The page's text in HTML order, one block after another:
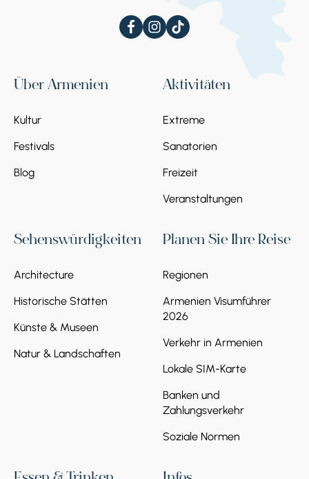
Über Armenien
Kultur
Festivals
Blog
Aktivitäten
Extreme
Sanatorien
Freizeit
Veranstaltungen
Sehenswürdigkeiten
Architecture
Historische Stätten
Künste & Museen
Natur & Landschaften
Planen Sie Ihre Reise
Regionen
Armenien Visumführer
2026
Verkehr in Armenien
Lokale SIM-Karte
Banken und
Zahlungsverkehr
Soziale Normen